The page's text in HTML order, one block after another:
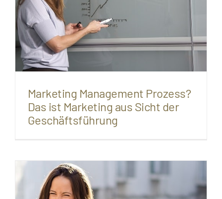
Marketing Management Prozess?
Das ist Marketing aus Sicht der
Geschäftsführung